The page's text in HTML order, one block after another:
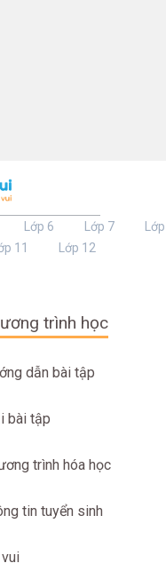
Lớp 6 Lớp 7
Lớp
11 Lớp 12
trình học
dẫn bài tập
bài tập
trình hóa học
tin tuyển sinh